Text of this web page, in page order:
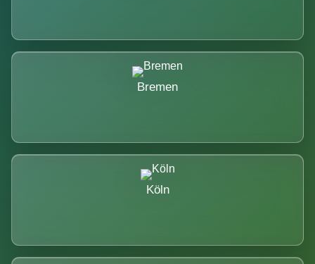
Bremen
Köln